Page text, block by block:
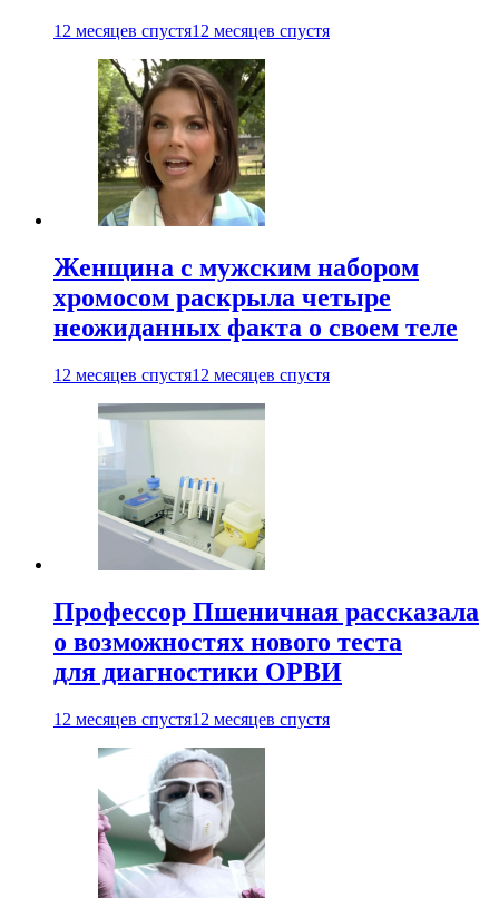
12 месяцев спустя12 месяцев спустя
Женщина с мужским набором
хромосом раскрыла четыре
неожиданных факта о своем теле
12 месяцев спустя12 месяцев спустя
Профессор Пшеничная рассказала
о возможностях нового теста
для диагностики ОРВИ
12 месяцев спустя12 месяцев спустя